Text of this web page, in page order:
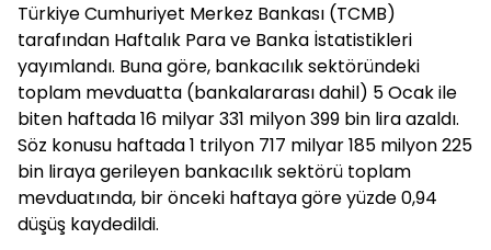
Türkiye Cumhuriyet Merkez Bankası (TCMB)
tarafından Haftalık Para ve Banka İstatistikleri
yayımlandı. Buna göre, bankacılık sektöründeki
toplam mevduatta (bankalararası dahil) 5 Ocak ile
biten haftada 16 milyar 331 milyon 399 bin lira azaldı.
Söz konusu haftada 1 trilyon 717 milyar 185 milyon 225
bin liraya gerileyen bankacılık sektörü toplam
mevduatında, bir önceki haftaya göre yüzde 0,94
düşüş kaydedildi.